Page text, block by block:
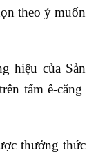
theo ý muốn
hiệu của Sản
tấm ê-căng
thưởng thức